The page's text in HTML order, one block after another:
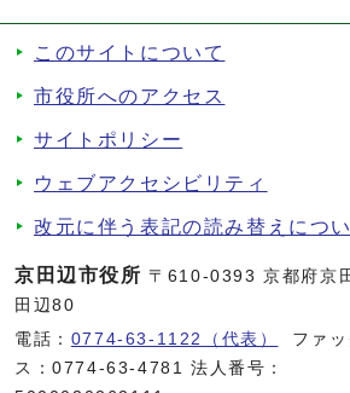
このサイトについて
市役所へのアクセス
サイトポリシー
ウェブアクセシビリティ
改元に伴う表記の読み替えにつ
京田辺市役所 〒610-0393 京都府京
田辺80
電話： 0774-63-1122（代表）
ファッ
ス：0774-63-4781 法人番号：